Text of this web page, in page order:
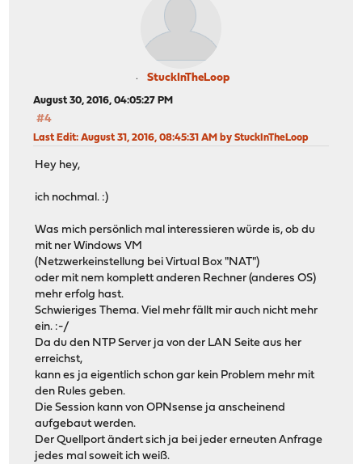
StuckInTheLoop
August 30, 2016, 04:05:27 PM
#4
Last Edit: August 31, 2016, 08:45:31 AM by StuckInTheLoop
Hey hey,
ich nochmal. :)
Was mich persönlich mal interessieren würde is, ob du
mit ner Windows VM
(Netzwerkeinstellung bei Virtual Box "NAT")
oder mit nem komplett anderen Rechner (anderes OS)
mehr erfolg hast.
Schwieriges Thema. Viel mehr fällt mir auch nicht mehr
ein. :-/
Da du den NTP Server ja von der LAN Seite aus her
erreichst,
kann es ja eigentlich schon gar kein Problem mehr mit
den Rules geben.
Die Session kann von OPNsense ja anscheinend
aufgebaut werden.
Der Quellport ändert sich ja bei jeder erneuten Anfrage
jedes mal soweit ich weiß.